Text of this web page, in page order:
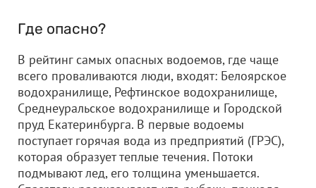
Где опасно?
В рейтинг самых опасных водоемов, где чаще
всего проваливаются люди, входят: Белоярское
водохранилище, Рефтинское водохранилище,
Среднеуральское водохранилище и Городской
пруд Екатеринбурга. В первые водоемы
поступает горячая вода из предприятий (ГРЭС),
которая образует теплые течения. Потоки
подмывают лед, его толщина уменьшается.